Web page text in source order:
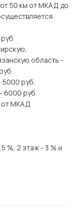
50 км от МКАД до
область -
5000 руб.
6000 руб.
от МКАД
%, 2 этаж - 3 % и